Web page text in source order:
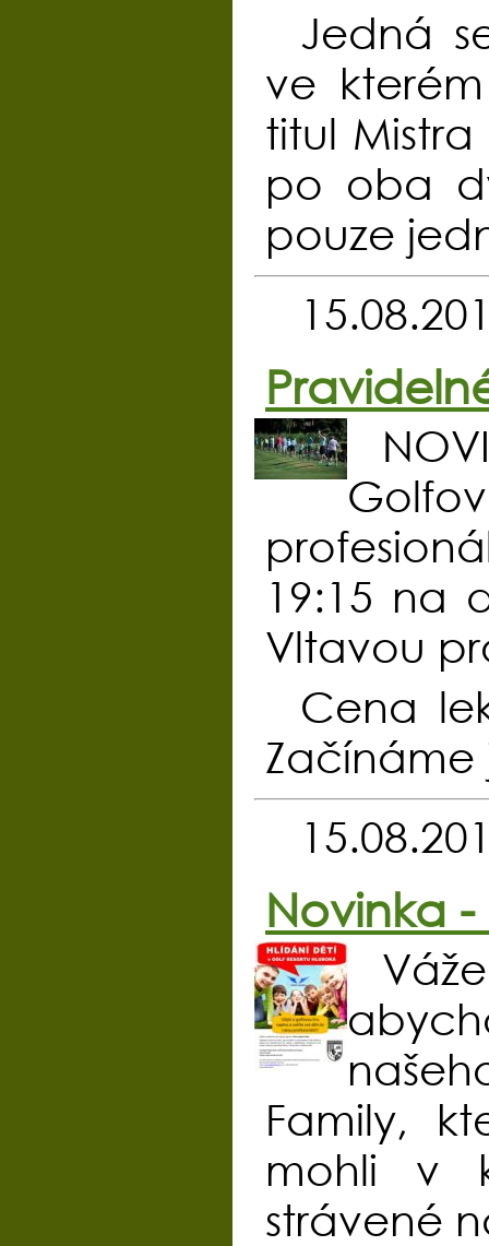
Jedná
ve
titul
po oba
pouze
19:15 na
Vltavou
Cena
Začínáme
Novinka
Family,
mohli v
strávené